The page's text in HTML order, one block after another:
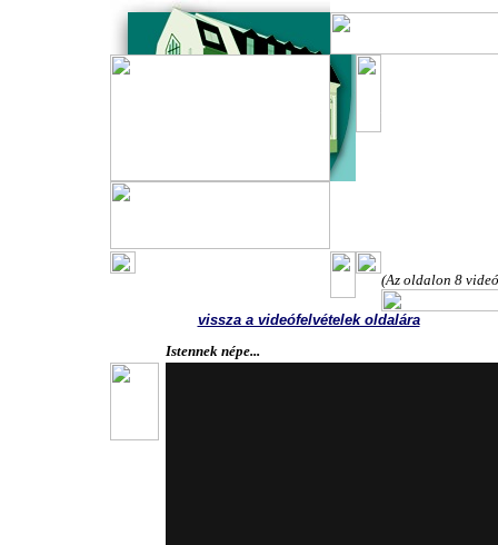
(Az oldalon 8
vissza a videófelvételek oldalára
Istennek népe...